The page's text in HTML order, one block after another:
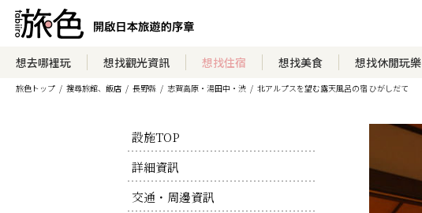
想去哪裡玩 想找觀光資訊 想找住宿 想找美食 想找休閒玩樂
旅色トップ 搜尋旅館、飯店 長野縣 志賀高原・湯田中・渋 北アルプスを望む露天風呂の宿 ひがしだて
設施TOP
詳細資訊
交通・周邊資訊
瀏覽住宿方案
瀏覽官方網站